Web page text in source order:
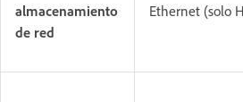
almacenamiento
de red
Ethernet (solo